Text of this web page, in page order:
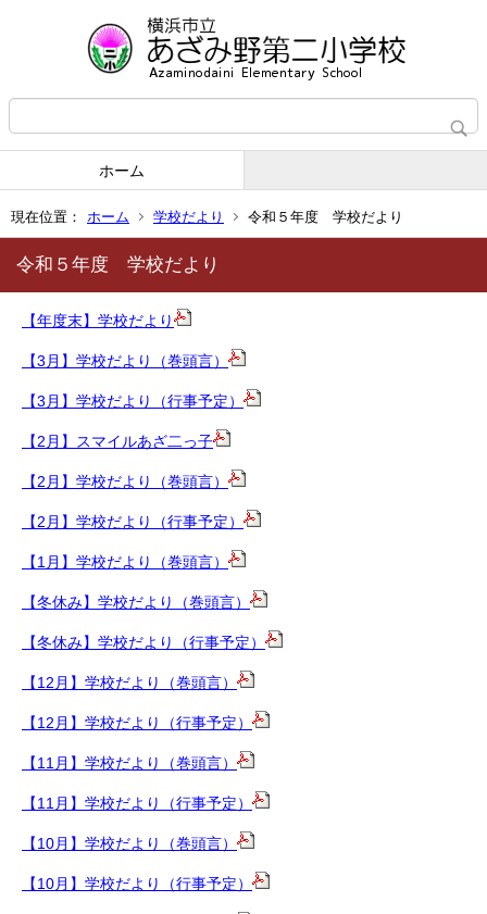
ホーム
現在位置： ホーム 学校だより 令和５年度 学校だより
令和５年度 学校だより
【年度末】学校だより
【3月】学校だより（巻頭言）
【3月】学校だより（行事予定）
【2月】 スマイルあざ二っ子
【2月】学校だより（巻頭言）
【2月】学校だより（行事予定）
【1月】学校だより（巻頭言）
【冬休み】 学校だより（巻頭言）
【冬休み】学校だより（行事予定）
【12月】学校だより（巻頭言）
【12月】学校だより（行事予定）
【11月】学校だより（巻頭言）
【11月】学校だより（行事予定）
【10月】学校だより（巻頭言）
【10月】学校だより（行事予定）